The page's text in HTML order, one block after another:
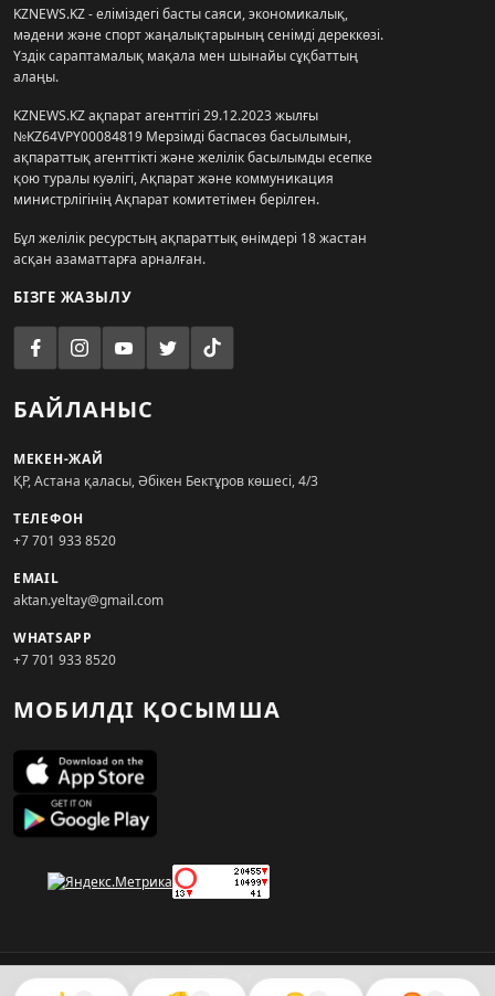
KZNEWS.KZ - еліміздегі басты саяси, экономикалық,
мәдени және спорт жаңалықтарының сенімді дереккөзі.
Үздік сараптамалық мақала мен шынайы сұқбаттың
алаңы.
KZNEWS.KZ ақпарат агенттігі 29.12.2023 жылғы
№KZ64VPY00084819 Мерзімді баспасөз басылымын,
ақпараттық агенттікті және желілік басылымды есепке
қою туралы куәлігі, Ақпарат және коммуникация
министрлігінің Ақпарат комитетімен берілген.
Бұл желілік ресурстың ақпараттық өнімдері 18 жастан
асқан азаматтарға арналған.
БІЗГЕ ЖАЗЫЛУ
БАЙЛАНЫС
МЕКЕН-ЖАЙ
ҚР, Астана қаласы, Әбікен Бектұров көшесі, 4/3
ТЕЛЕФОН
+7 701 933 8520
EMAIL
aktan.yeltay@gmail.com
WHATSAPP
+7 701 933 8520
МОБИЛДІ ҚОСЫМША
© 2026. KZNEWS.KZ ақпарат агенттігі